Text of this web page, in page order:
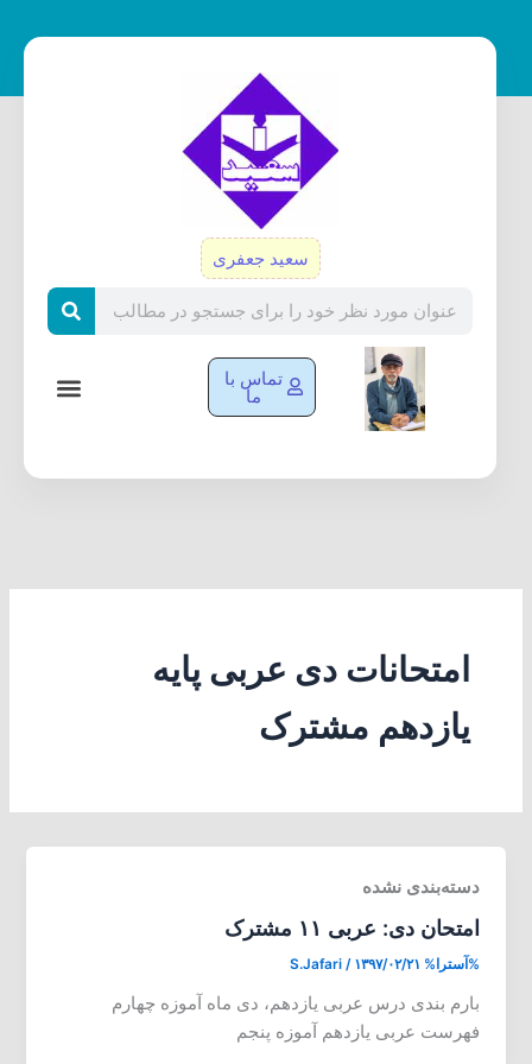
سعید جعفری
تماس با
ما
امتحانات دی عربی پایه
یازدهم مشترک
دسته‌بندی نشده
امتحان دی: عربی ۱۱ مشترک
%آسترا% S.Jafari / ۱۳۹۷/۰۲/۲۱
بارم بندی درس عربی یازدهم، دی ماه آموزه چهارم
فهرست عربی یازدهم آموزه پنجم